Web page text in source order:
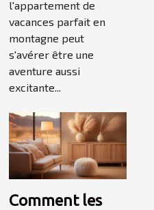
l'appartement de
vacances parfait en
montagne peut
s'avérer être une
aventure aussi
excitante...
Comment les